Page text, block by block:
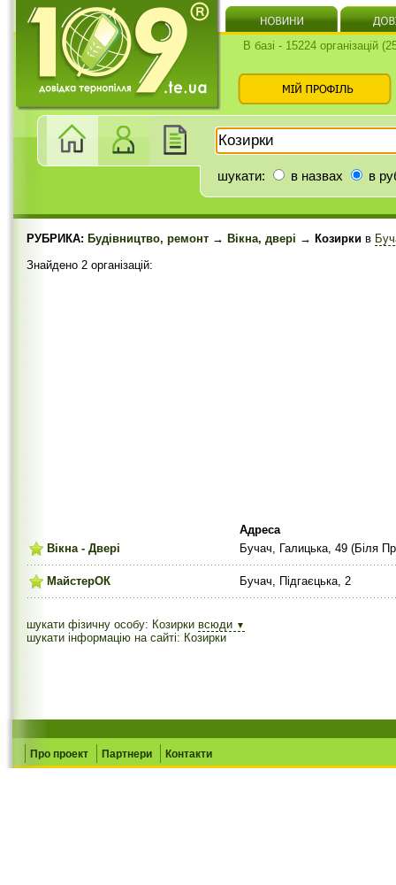
В базі - 15224 організацій
шукати: в назвах в
РУБРИКА: Будівництво, ремонт → Вікна, двері → Козирки в
Знайдено 2 організацій:
Адреса
Вікна - Двері
Бучач, Галицька, 49 (Біля
МайстерОК Бучач, Підгаєцька, 2
шукати фізичну особу: Козирки всюди ▼
шукати інформацію на сайті: Козирки
Про проект Партнери Контакти